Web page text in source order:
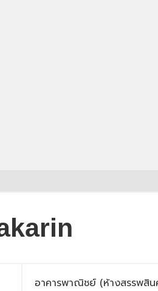
อาคารพาณิชย์ (ห้างสรรพสิน